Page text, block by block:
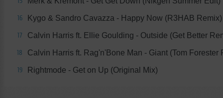
16 Kygo & Sandro Cavazza - Happy Now (R3HAB Remix)
17 Calvin Harris ft. Ellie Goulding - Outside (Get Better
18 Calvin Harris ft. Rag'n'Bone Man - Giant (Tom Forester
19 Rightmode - Get on Up (Original Mix)